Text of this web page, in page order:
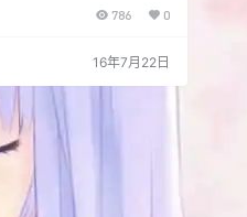
开发等高端应用的云端工程
绿化补丁确保绿色程序运行
体中文语言界面，避免其他
主程序及其目录不做过多删
块完整性； 删除公共目录 A
786 0
16年7月22日